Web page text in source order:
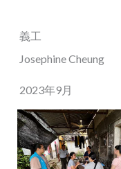
義工
Josephine Cheung
2023年9月